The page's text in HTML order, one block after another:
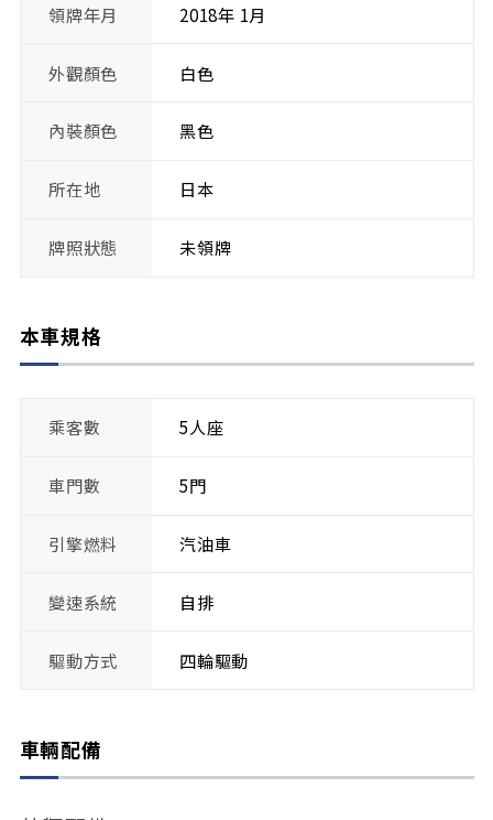
領牌年月 2018年 1月
外觀顏色 白色
內裝顏色 黑色
所在地 日本
牌照狀態 未領牌
本車規格
乘客數 5人座
車門數 5門
引擎燃料 汽油車
變速系統 自排
驅動方式 四輪驅動
車輛配備